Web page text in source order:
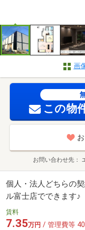
画
この物
お問い合わせ先
個人・法人どちらの
ル富士店でできます♪
賃料
7.35万円 / 管理費等